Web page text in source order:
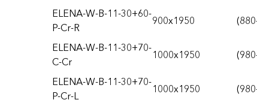
ELENA-W-B-11-30+60-
P-Cr-R
900x1950
ELENA-W-B-11-30+70-
C-Cr
1000x1950
ELENA-W-B-11-30+70-
P-Cr-L
1000x1950